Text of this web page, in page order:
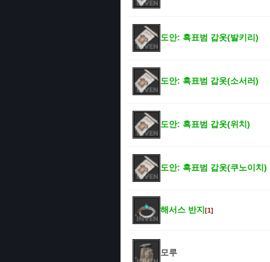
도안: 흑표범 갑옷(발키리)
도안: 흑표범 갑옷(소서러)
도안: 흑표범 갑옷(위치)
도안: 흑표범 갑옷(쿠노이치)
해서스 반지 [1]
모루